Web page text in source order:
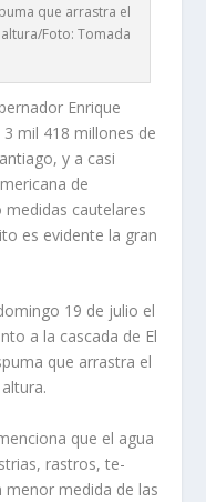
que arrastra el
Foto: Tomada
Enrique
mil 418 millones de
y a casi
de
cautelares
es evidente la gran
19 de julio el
a la cascada de El
que arras­tra el
que el agua
rastros, te­
menor medida de las